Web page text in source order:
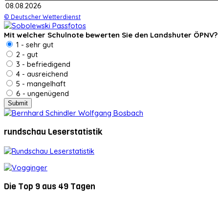
08.08.2026
© Deutscher Wetterdienst
Mit welcher Schulnote bewerten Sie den Landshuter ÖPNV?
1 - sehr gut
2 - gut
3 - befriedigend
4 - ausreichend
5 - mangelhaft
6 - ungenügend
rundschau Leserstatistik
Die Top 9 aus 49 Tagen